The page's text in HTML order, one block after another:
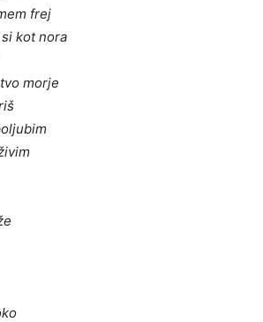
frej
kot nora
morje